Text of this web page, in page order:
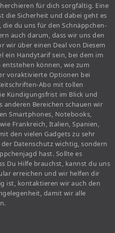
für dich sorgfältig. Eine
die Sicherheit und dabei geht es
du uns für den Schnäppchen-
auch darum, dass wir uns den
wir über einen Deal von Diesem
ein Handytarif sein, bei dem im
können, wie zum
voraktivierte Optionen bei
Abo mit tollen
Kündigungsfrist im Blick und
anderen Bereichen schauen wir
Smartphones, Notebooks,
Frankreich, Italien, Spanien,
den vielen Gadgets zu sehr
Datenschutz wichtig, sondern
hast. Sollte es
Du Hilfe brauchst, kannst du uns
erreichen und wir helfen dir
ist, kontaktieren wir auch den
damit wir alle